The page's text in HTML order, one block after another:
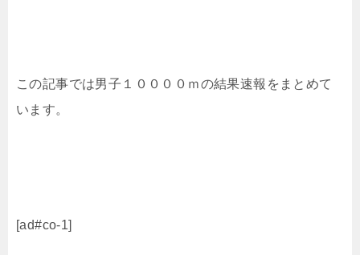
この記事では男子１００００ｍの結果速報をまとめて
います。
[ad#co-1]